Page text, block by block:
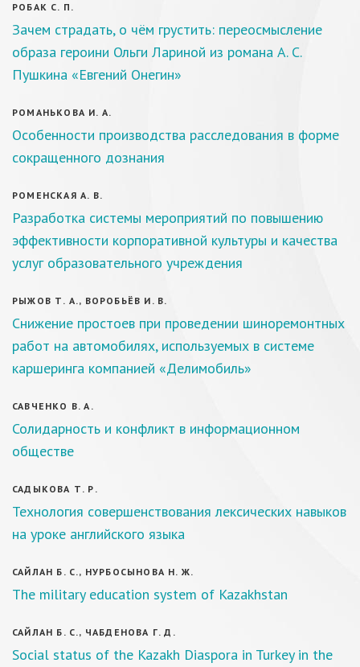
РОБАК С. П.
Зачем страдать, о чём грустить: переосмысление
образа героини Ольги Лариной из романа А. С.
Пушкина «Евгений Онегин»
РОМАНЬКОВА И. А.
Особенности производства расследования в форме
сокращенного дознания
РОМЕНСКАЯ А. В.
Разработка системы мероприятий по повышению
эффективности корпоративной культуры и качества
услуг образовательного учреждения
РЫЖОВ Т. А., ВОРОБЬЁВ И. В.
Снижение простоев при проведении шиноремонтных
работ на автомобилях, используемых в системе
каршеринга компанией «Делимобиль»
САВЧЕНКО В. А.
Солидарность и конфликт в информационном
обществе
САДЫКОВА Т. Р.
Технология совершенствования лексических навыков
на уроке английского языка
САЙЛАН Б. С., НУРБОСЫНОВА Н. Ж.
The military education system of Kazakhstan
САЙЛАН Б. С., ЧАБДЕНОВА Г. Д.
Social status of the Kazakh Diaspora in Turkey in the